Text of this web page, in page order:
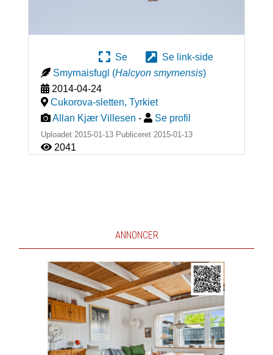
Se
Se link-side
Smyrnaisfugl (Halcyon smyrnensis)
2014-04-24
Cukorova-sletten, Tyrkiet
Allan Kjær Villesen - Se profil
Uploadet 2015-01-13 Publiceret 2015-01-13
2041
ANNONCER